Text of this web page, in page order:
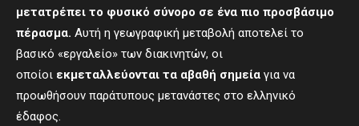
μετατρέπει το φυσικό σύνορο σε ένα πιο προσβάσιμο
πέρασμα. Αυτή η γεωγραφική μεταβολή αποτελεί το
βασικό «εργαλείο» των διακινητών, οι
οποίοι εκμεταλλεύονται τα αβαθή σημεία για να
προωθήσουν παράτυπους μετανάστες στο ελληνικό
έδαφος.